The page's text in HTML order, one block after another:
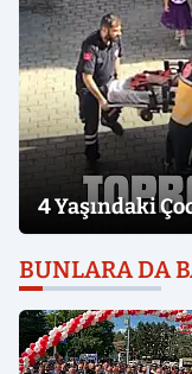
4 Yaşındaki
BUNLARA DA